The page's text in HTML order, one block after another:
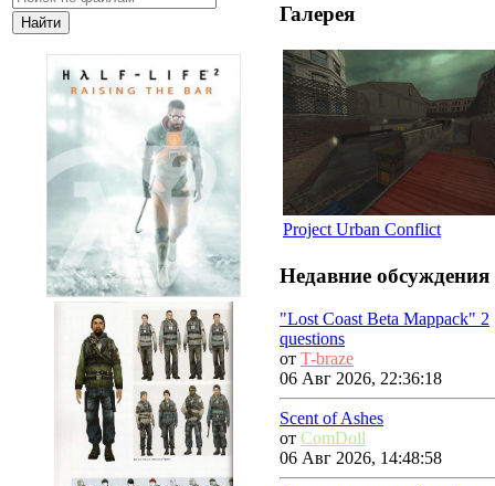
Галерея
Project Urban Conflict
Недавние обсуждения
"Lost Coast Beta Mappack" 2
questions
от T-braze
06 Авг 2026, 22:36:18
Scent of Ashes
от ComDoll
06 Авг 2026, 14:48:58